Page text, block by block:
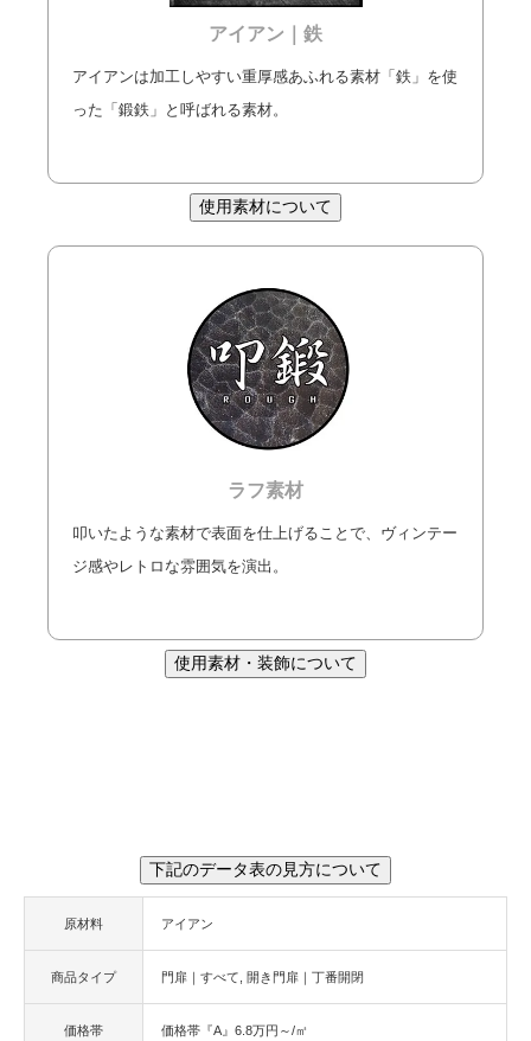
アイアン｜鉄
アイアンは加工しやすい重厚感あふれる素材「鉄」を使
った「鍛鉄」と呼ばれる素材。
使用素材について
ラフ素材
叩いたような素材で表面を仕上げることで、ヴィンテー
ジ感やレトロな雰囲気を演出。
使用素材・装飾について
下記のデータ表の見方について
原材料 アイアン
商品タイプ 門扉｜すべて 開き門扉｜丁番開閉
価格帯 価格帯『A』6.8万円～/㎡